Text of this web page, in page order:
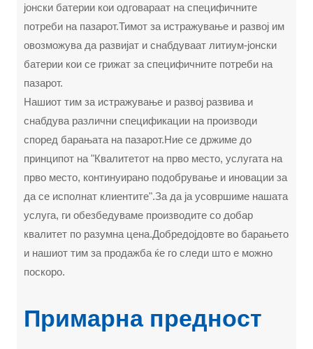
јонски батерии кои одговараат на специфичните
потреби на пазарот.Тимот за истражување и развој им
овозможува да развијат и снабдуваат литиум-јонски
батерии кои се грижат за специфичните потреби на
пазарот.
Нашиот тим за истражување и развој развива и
снабдува различни спецификации на производи
според барањата на пазарот.Ние се држиме до
принципот на "Квалитетот на прво место, услугата на
прво место, континуирано подобрување и иновации за
да се исполнат клиентите".За да ја усовршиме нашата
услуга, ги обезбедуваме производите со добар
квалитет по разумна цена.Добредојдовте во барањето
и нашиот тим за продажба ќе го следи што е можно
поскоро.
Примарна предност